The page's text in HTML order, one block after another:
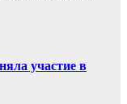
участие в